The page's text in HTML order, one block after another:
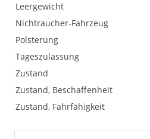
Leergewicht
Nichtraucher-Fahrzeug
Polsterung
Tageszulassung
Zustand
Zustand, Beschaffenheit
Zustand, Fahrfähigkeit